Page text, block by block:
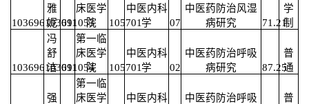
103696103691053
雅
妮 011
床医学
院
105701
中医内科
学
07
中医药防治风湿
病研究
71.21
学
制
103696103691054
冯
舒
洁 011
第一临
床医学
院
105701
中医内科
学
02
中医药防治呼吸
病研究
87.25
普
通
强
第一临
床医学
中医内科
中医药防治呼吸
普